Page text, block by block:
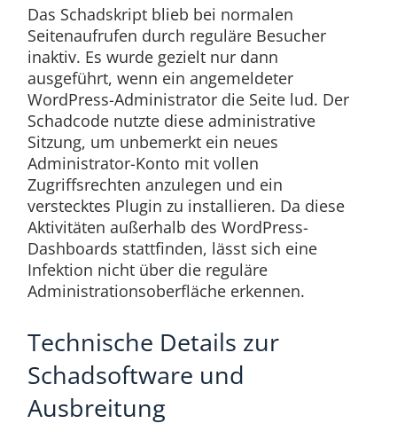
Das Schadskript blieb bei normalen
Seitenaufrufen durch reguläre Besucher
inaktiv. Es wurde gezielt nur dann
ausgeführt, wenn ein angemeldeter
WordPress-Administrator die Seite lud. Der
Schadcode nutzte diese administrative
Sitzung, um unbemerkt ein neues
Administrator-Konto mit vollen
Zugriffsrechten anzulegen und ein
verstecktes Plugin zu installieren. Da diese
Aktivitäten außerhalb des WordPress-
Dashboards stattfinden, lässt sich eine
Infektion nicht über die reguläre
Administrationsoberfläche erkennen.
Technische Details zur
Schadsoftware und
Ausbreitung